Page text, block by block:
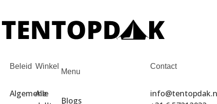
Beleid
Algemene
Winkel
Alle
Menu
Blogs
Contact